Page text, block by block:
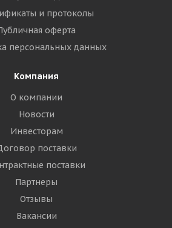
и протоколы
оферта
персональных данных
Компания
О компании
Новости
Инвесторам
поставки
поставки
Партнеры
Отзывы
Вакансии